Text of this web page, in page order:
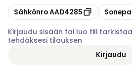
Kopioi
SähkönroAAD4285 Kopioi
Kirjaudu sisään tai luo tili
tehdäksesi tilauksen
Kirjaudu